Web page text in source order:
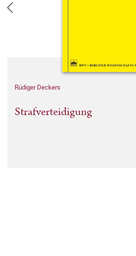
Rüdiger Deckers
Strafverteidigung